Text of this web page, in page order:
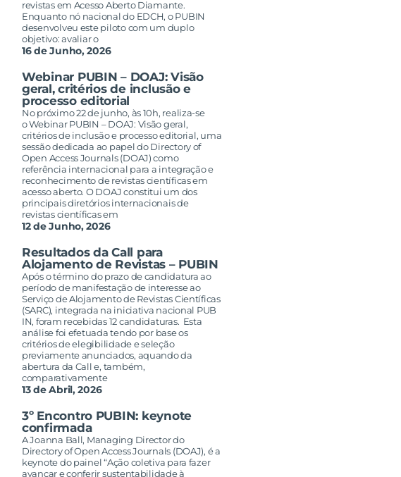
revistas em Acesso Aberto Diamante.
Enquanto nó nacional do EDCH, o PUBIN
desenvolveu este piloto com um duplo
objetivo: avaliar o
16 de Junho, 2026
Webinar PUBIN – DOAJ: Visão
geral, critérios de inclusão e
processo editorial
No próximo 22 de junho, às 10h, realiza-se
o Webinar PUBIN – DOAJ: Visão geral,
critérios de inclusão e processo editorial, uma
sessão dedicada ao papel do Directory of
Open Access Journals (DOAJ) como
referência internacional para a integração e
reconhecimento de revistas científicas em
acesso aberto. O DOAJ constitui um dos
principais diretórios internacionais de
revistas científicas em
12 de Junho, 2026
Resultados da Call para
Alojamento de Revistas – PUBIN
Após o término do prazo de candidatura ao
período de manifestação de interesse ao
Serviço de Alojamento de Revistas Científicas
(SARC), integrada na iniciativa nacional PUB
IN, foram recebidas 12 candidaturas. Esta
análise foi efetuada tendo por base os
critérios de elegibilidade e seleção
previamente anunciados, aquando da
abertura da Call e, também,
comparativamente
13 de Abril, 2026
3º Encontro PUBIN: keynote
confirmada
A Joanna Ball, Managing Director do
Directory of Open Access Journals (DOAJ), é a
keynote do painel “Ação coletiva para fazer
avançar e conferir sustentabilidade à